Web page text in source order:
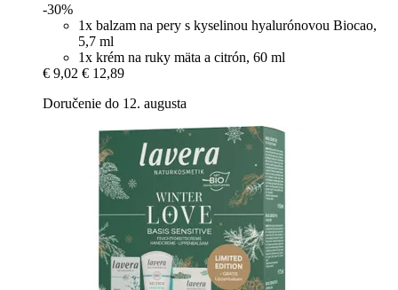
-30%
1x balzam na pery s kyselinou hyalurónovou Biocao,
5,7 ml
1x krém na ruky mäta a citrón, 60 ml
€ 9,02 € 12,89
Doručenie do 12. augusta